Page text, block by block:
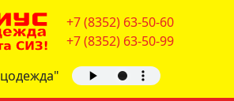
+7 (8352) 63-50-60
+7 (8352) 63-50-99